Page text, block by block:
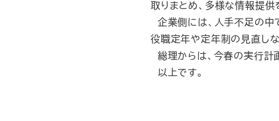
取りまとめ、多様な情報提供
企業側には、人手不足の中
役職定年や定年制の見直し
総理からは、今春の実行計
以上です。